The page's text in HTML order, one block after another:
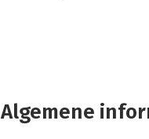
Algemene